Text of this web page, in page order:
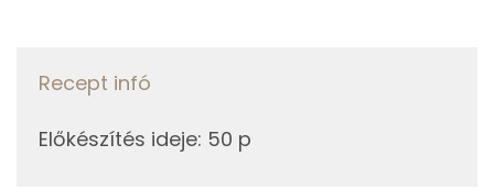
napraforgó olaj
E vitamin:
B6 vitamin:
Recept infó
Előkészítés ideje: 50 p